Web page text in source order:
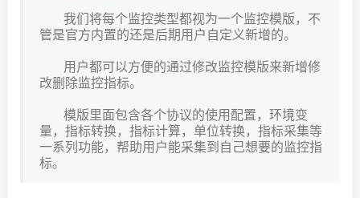
我们将每个监控类型都视为一个监控模版，不
管是官方内置的还是后期用户自定义新增的。
用户都可以方便的通过修改监控模版来新增修
改删除监控指标。
模版里面包含各个协议的使用配置，环境变
量，指标转换，指标计算，单位转换，指标采集等
一系列功能，帮助用户能采集到自己想要的监控指
标。